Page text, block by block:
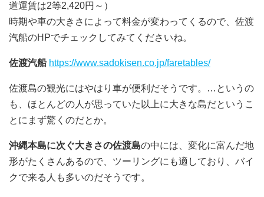
道運賃は2等2,420円～）
時期や車の大きさによって料金が変わってくるので、佐渡
汽船のHPでチェックしてみてくださいね。
佐渡汽船 https://www.sadokisen.co.jp/faretables/
佐渡島の観光にはやはり車が便利だそうです。…というの
も、ほとんどの人が思っていた以上に大きな島だというこ
とにまず驚くのだとか。
沖縄本島に次ぐ大きさの佐渡島の中には、変化に富んだ地
形がたくさんあるので、ツーリングにも適しており、バイ
クで来る人も多いのだそうです。